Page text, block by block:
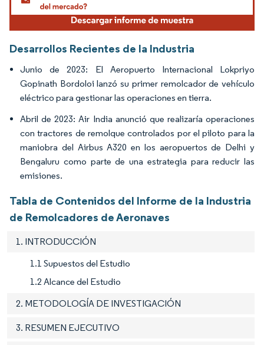
Desarrollos Recientes de la Industria
Junio de 2023: El Aeropuerto Internacional Lokpriyo
Gopinath Bordoloi lanzó su primer remolcador de vehículo
eléctrico para gestionar las operaciones en tierra.
Abril de 2023: Air India anunció que realizaría operaciones
con tractores de remolque controlados por el piloto para la
maniobra del Airbus A320 en los aeropuertos de Delhi y
Bengaluru como parte de una estrategia para reducir las
emisiones.
Tabla de Contenidos del Informe de la Industria
de Remolcadores de Aeronaves
1. INTRODUCCIÓN
1.1 Supuestos del Estudio
1.2 Alcance del Estudio
2. METODOLOGÍA DE INVESTIGACIÓN
3. RESUMEN EJECUTIVO